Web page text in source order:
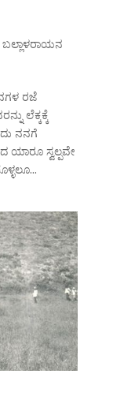
ಬಲ್ಲಾಳರಾಯನ
ರಜೆ
ಲೆಕ್ಕಕ್ಕೆ
ನನಗೆ
ಯಾರೂ ಸ್ವಲ್ಪವೇ